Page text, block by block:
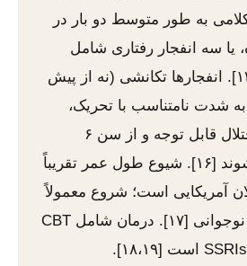
به طور متوسط دو بار در
به مدت ۳ ماه، یا سه انفجار رفتاری شامل
آسیب در ۱۲ ماه [۱۳]. انفجارها تکانشی (نه از پیش
شدت نامتناسب با تحریک،
باعث ناراحتی یا اختلال قابل توجه و از سن ۶
سالگی شروع می‌شوند [۱۶]. شیوع طول عمر تقریباً
آمریکایی است؛ شروع معمولاً
در اواخر کودکی یا نوجوانی [۱۷]. درمان شامل CBT